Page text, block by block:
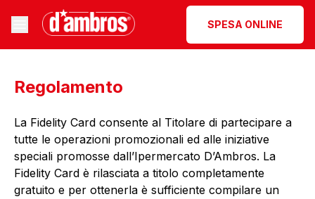
SPESA ONLINE
Regolamento
La Fidelity Card consente al Titolare di partecipare a
tutte le operazioni promozionali ed alle iniziative
speciali promosse dall’Ipermercato D’Ambros. La
Fidelity Card è rilasciata a titolo completamente
gratuito e per ottenerla è sufficiente compilare un